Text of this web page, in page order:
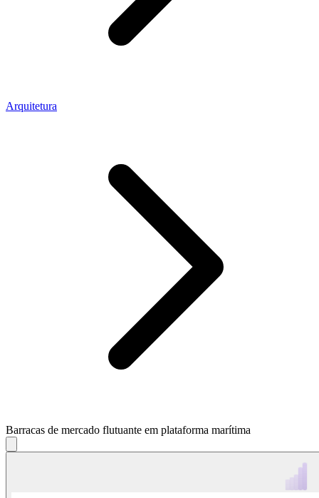
Arquitetura
Barracas de mercado flutuante em plataforma marítima